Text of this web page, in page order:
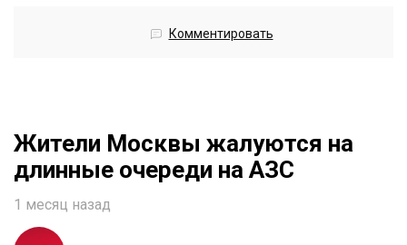
Комментировать
Жители Москвы жалуются на
длинные очереди на АЗС
1 месяц назад